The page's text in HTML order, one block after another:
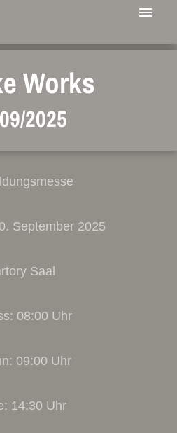
Works
2025
September 2025
Saal
08:00 Uhr
09:00 Uhr
14:30 Uhr